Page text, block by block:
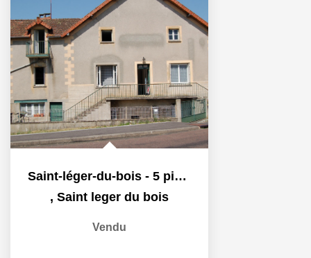
Saint-léger-du-bois - 5 pièce(s) - 110 m2
, Saint leger du bois
Vendu